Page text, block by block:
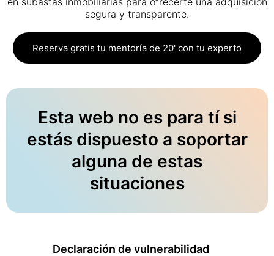
segura y transparente.
Reserva gratis tu mentoría de 20' con tu experto
Esta web no es para tí si
estás dispuesto a soportar
alguna de estas
situaciones
Declaración de vulnerabilidad